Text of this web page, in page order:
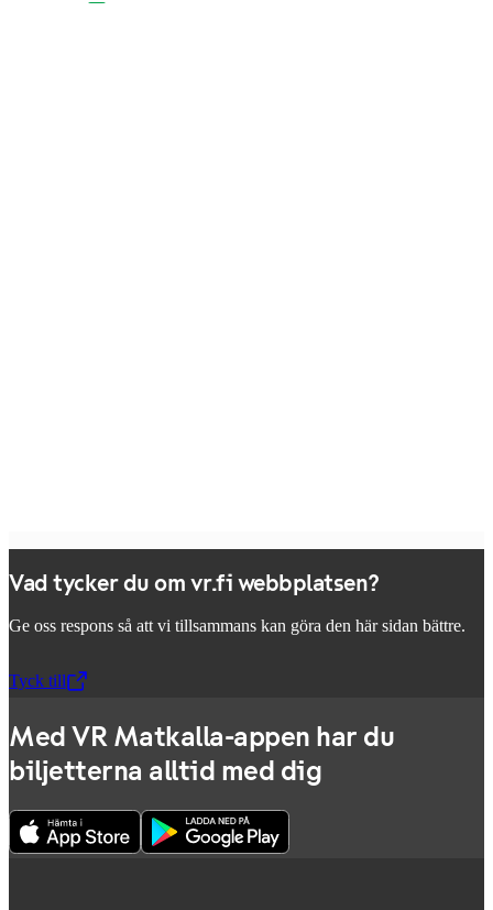
Vad tycker du om vr.fi webbplatsen?
Ge oss respons så att vi tillsammans kan göra den här sidan bättre.
Tyck till
,Öppnas i en ny flik
Med VR Matkalla-appen har du
biljetterna alltid med dig